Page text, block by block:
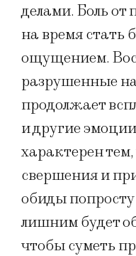
делами. Боль
на время стать
ощущением.
разрушенные
продолжает
и другие
характерен
свершения и
обиды попросту
лишним будет
чтобы суметь